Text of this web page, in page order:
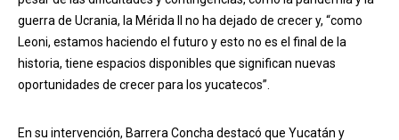
guerra de Ucrania, la Mérida II no ha dejado de crecer y, “como
Leoni, estamos haciendo el futuro y esto no es el final de la
historia, tiene espacios disponibles que significan nuevas
oportunidades de crecer para los yucatecos”.
En su intervención, Barrera Concha destacó que Yucatán y